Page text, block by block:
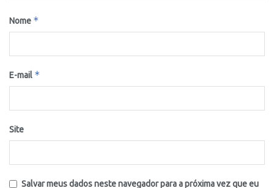
Nome *
E-mail *
Site
Salvar meus dados neste navegador para a próxima vez que eu